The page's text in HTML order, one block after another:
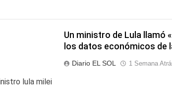
Un ministro de Lula llamó
los datos económicos de
Diario EL SOL 1 Semana